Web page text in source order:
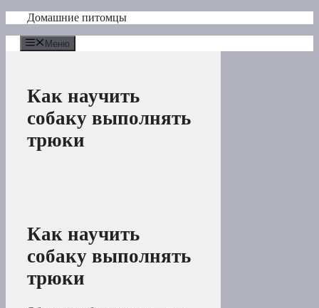
Перейти
содержимому
Домашние питомцы
Меню
Как научить
собаку выполнять
трюки
Как научить
собаку выполнять
трюки